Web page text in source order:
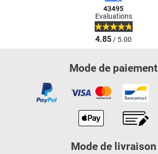
43495
Evaluations
4.85/ 5.00
Mode de paiement
Mode de livraison